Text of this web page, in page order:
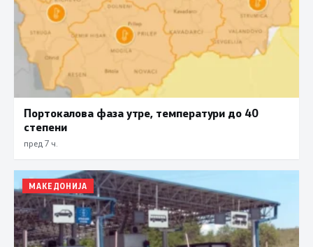
Портокалова фаза утре, температури до 40
степени
пред 7 ч.
МАКЕДОНИЈА